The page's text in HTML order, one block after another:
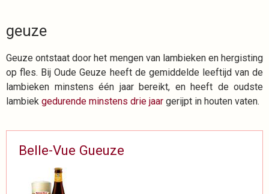
geuze
Geuze ontstaat door het mengen van lambieken en hergisting
op fles. Bij Oude Geuze heeft de gemiddelde leeftijd van de
lambieken minstens één jaar bereikt, en heeft de oudste
lambiek gedurende minstens drie jaar gerijpt in houten vaten.
Belle-Vue Gueuze